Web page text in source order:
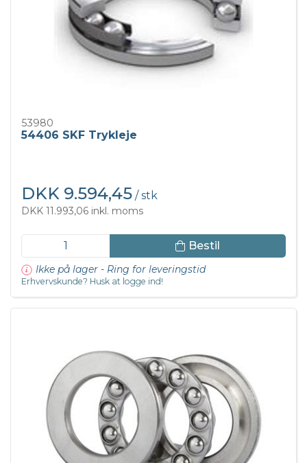
53980
54406 SKF Trykleje
DKK 9.594,45 / stk
DKK 11.993,06 inkl. moms
Bestil
Ikke på lager - Ring for leveringstid
Erhvervskunde? Husk at logge ind!